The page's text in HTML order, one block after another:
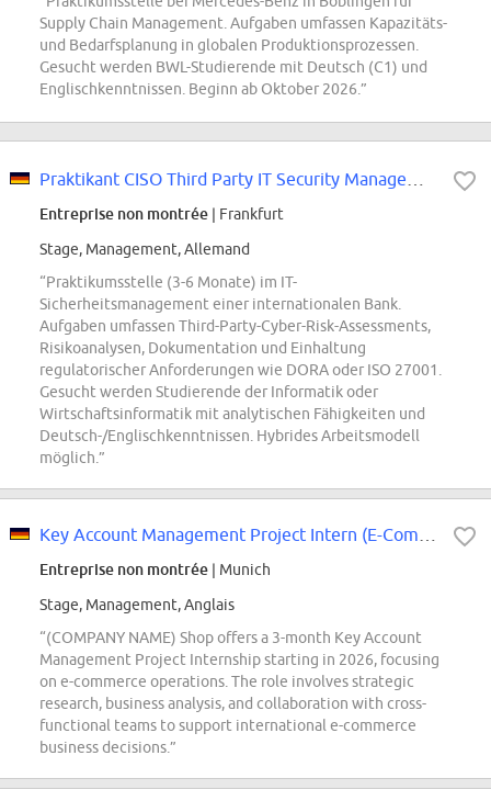
Supply Chain Management. Aufgaben umfassen Kapazitäts-
und Bedarfsplanung in globalen Produktionsprozessen.
Gesucht werden BWL-Studierende mit Deutsch (C1) und
Englischkenntnissen. Beginn ab Oktober 2026.”
Entreprise non montrée | Frankfurt
Stage, Management, Allemand
“Praktikumsstelle (3-6 Monate) im IT-
Sicherheitsmanagement einer internationalen Bank.
Aufgaben umfassen Third-Party-Cyber-Risk-Assessments,
Risikoanalysen, Dokumentation und Einhaltung
regulatorischer Anforderungen wie DORA oder ISO 27001.
Gesucht werden Studierende der Informatik oder
Wirtschaftsinformatik mit analytischen Fähigkeiten und
Deutsch-/Englischkenntnissen. Hybrides Arbeitsmodell
möglich.”
Entreprise non montrée | Munich
Stage, Management, Anglais
“(COMPANY NAME) Shop offers a 3-month Key Account
Management Project Internship starting in 2026, focusing
on e-commerce operations. The role involves strategic
research, business analysis, and collaboration with cross-
functional teams to support international e-commerce
business decisions.”